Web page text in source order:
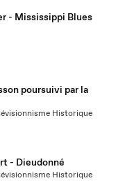
- Mississippi Blues
poursuivi par la
Historique
- Dieudonné
Historique